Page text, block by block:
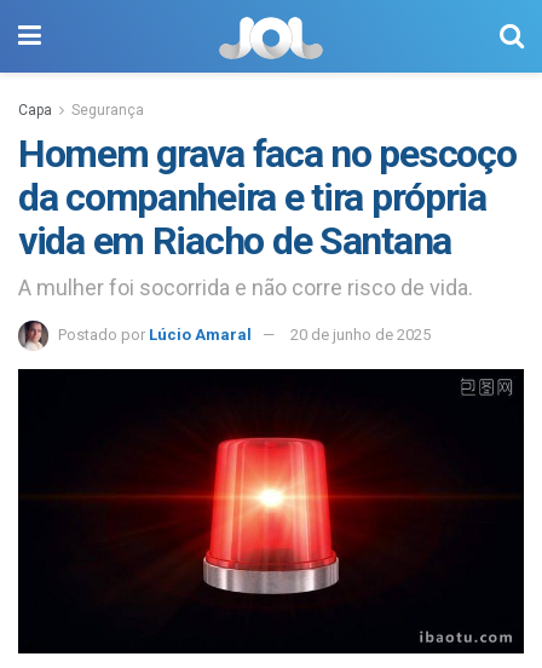
Capa Segurança
Homem grava faca no pescoço
da companheira e tira própria
vida em Riacho de Santana
A mulher foi socorrida e não corre risco de vida.
Postado por Lúcio Amaral 20 de junho de 2025